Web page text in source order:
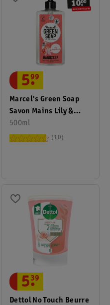
Marcel's Green Soap
Savon Mains Lily &
Grapefruit
500ml
5.
99
10
Dettol No Touch Beurre
5.
39